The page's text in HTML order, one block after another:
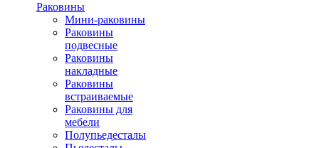
Раковины
Мини-раковины
Раковины
подвесные
Раковины
накладные
Раковины
встраиваемые
Раковины для
мебели
Полупьедесталы